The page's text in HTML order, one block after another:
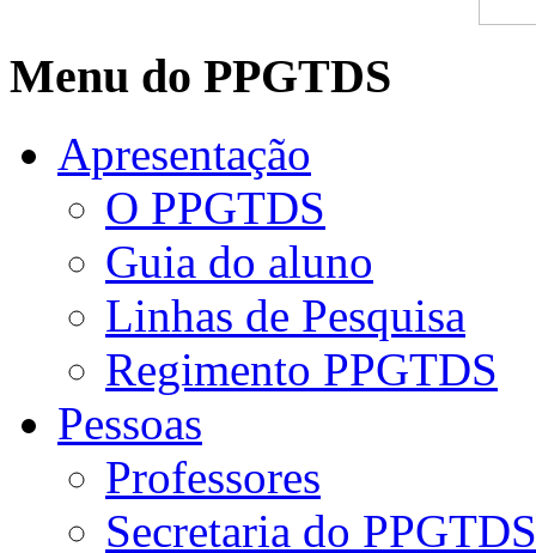
Menu do PPGTDS
Apresentação
O PPGTDS
Guia do aluno
Linhas de Pesquisa
Regimento PPGTDS
Pessoas
Professores
Secretaria do PPGTDS